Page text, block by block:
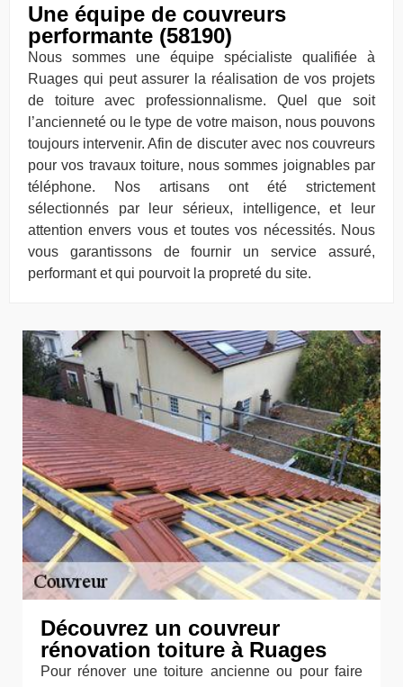
Une équipe de couvreurs
performante (58190)
Nous sommes une équipe spécialiste qualifiée à
Ruages qui peut assurer la réalisation de vos projets
de toiture avec professionnalisme. Quel que soit
l’ancienneté ou le type de votre maison, nous pouvons
toujours intervenir. Afin de discuter avec nos couvreurs
pour vos travaux toiture, nous sommes joignables par
téléphone. Nos artisans ont été strictement
sélectionnés par leur sérieux, intelligence, et leur
attention envers vous et toutes vos nécessités. Nous
vous garantissons de fournir un service assuré,
performant et qui pourvoit la propreté du site.
Découvrez un couvreur
rénovation toiture à Ruages
Pour rénover une toiture ancienne ou pour faire